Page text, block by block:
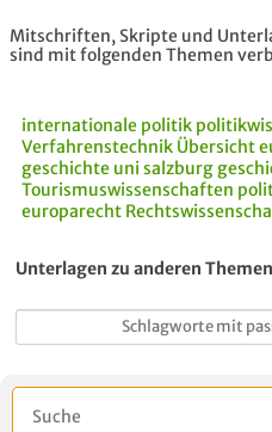
Mitschriften, Skripte und
sind mit folgenden Themen
internationale politik
Verfahrenstechnik Übersicht
geschichte uni salzburg
Tourismuswissenschaften
europarecht
Unterlagen zu anderen